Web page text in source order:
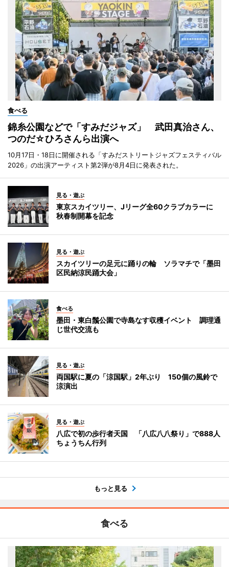
食べる
錦糸公園などで「すみだジャズ」 武田真治さん、
つのだ☆ひろさんら出演へ
10月17日・18日に開催される「すみだストリートジャズフェスティバル
2026」の出演アーティスト第2弾が8月4日に発表された。
見る・遊ぶ
東京スカイツリー、Jリーグ全60クラブカラーに
秋春制開幕を記念
見る・遊ぶ
スカイツリーの足元に踊りの輪 ソラマチで「墨田
区民納涼民踊大会」
食べる
墨田・東白鬚公園で寺島なす収穫イベント 調理通
じ世代交流も
見る・遊ぶ
両国駅に夏の「涼国駅」2年ぶり 150個の風鈴で
涼演出
見る・遊ぶ
八広で初の歩行者天国 「八広八八祭り」で888人
ちょうちん行列
もっと見る
食べる